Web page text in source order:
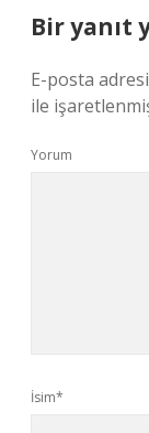
Bir yanıt
E-posta
ile
Yorum
İsim*